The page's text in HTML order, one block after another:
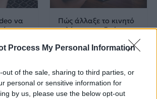
Process My Personal Information
out of the sale, sharing to third parties, or
personal or sensitive information for
by us, please use the below opt-out
να
να
Πώς άλλαξε το κινητό
τηλέφωνο τη ζωή σου;
Η εξέλιξη που κανείς
δεν φανταζόταν πριν
07.08.2026